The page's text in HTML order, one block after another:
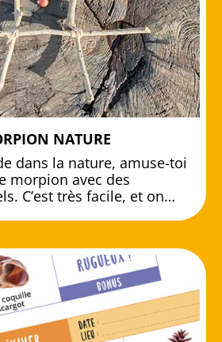
NATURE
dans la nature, amuse-toi
morpion avec des
C’est très facile, et on…